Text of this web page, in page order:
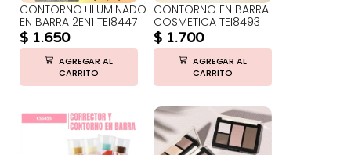
CONTORNO+ILUMINADOR
EN BARRA 2EN1 TEI8447
$ 1.650
AGREGAR AL
CARRITO
CONTORNO EN BARRA
COSMETICA TEI8493
$ 1.700
AGREGAR AL
CARRITO